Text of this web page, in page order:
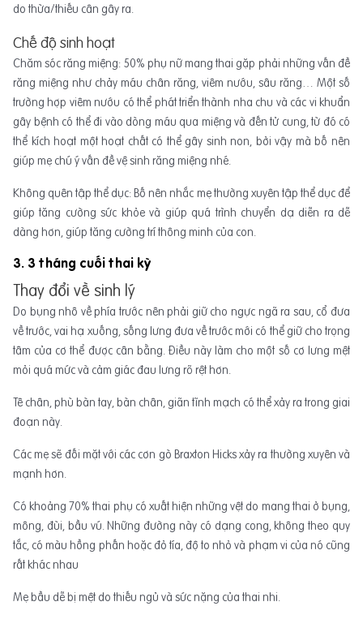
do thừa/thiếu cân gây ra.
Chế độ sinh hoạt
Chăm sóc răng miệng: 50% phụ nữ mang thai gặp phải những vấn đề
răng miệng như chảy máu chân răng, viêm nướu, sâu răng… Một số
trường hợp viêm nướu có thể phát triển thành nha chu và các vi khuẩn
gây bệnh có thể đi vào dòng máu qua miệng và đến tử cung, từ đó có
thể kích hoạt một hoạt chất có thể gây sinh non, bởi vậy mà bố nên
giúp mẹ chú ý vấn đề vệ sinh răng miệng nhé.
Không quên tập thể dục: Bố nên nhắc mẹ thường xuyên tập thể dục để
giúp tăng cường sức khỏe và giúp quá trình chuyển dạ diễn ra dễ
dàng hơn, giúp tăng cường trí thông minh của con.
3. 3 tháng cuối thai kỳ
Thay đổi về sinh lý
Do bụng nhô về phía trước nên phải giữ cho ngực ngã ra sau, cổ đưa
về trước, vai hạ xuống, sống lưng đưa về trước mới có thể giữ cho trọng
tâm của cơ thể được cân bằng. Điều này làm cho một số cơ lưng mệt
mỏi quá mức và cảm giác đau lưng rõ rệt hơn.
Tê chân, phù bàn tay, bàn chân, giãn tĩnh mạch có thể xảy ra trong giai
đoạn này.
Các mẹ sẽ đối mặt với các cơn gò Braxton Hicks xảy ra thường xuyên và
mạnh hơn.
Có khoảng 70% thai phụ có xuất hiện những vệt do mang thai ở bụng,
mông, đùi, bầu vú. Những đường này có dạng cong, không theo quy
tắc, có màu hồng phấn hoặc đỏ tía, độ to nhỏ và phạm vi của nó cũng
rất khác nhau
Mẹ bầu dễ bị mệt do thiếu ngủ và sức nặng của thai nhi.